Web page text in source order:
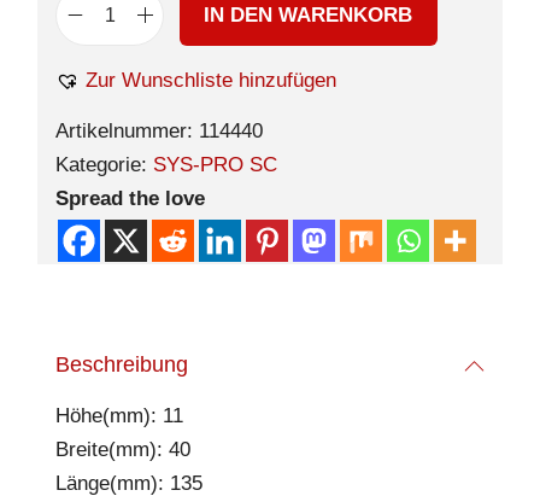
IN DEN WARENKORB
Zur Wunschliste hinzufügen
Artikelnummer: 114440
Kategorie: SYS-PRO SC
Spread the love
Beschreibung
Höhe(mm): 11
Breite(mm): 40
Länge(mm): 135